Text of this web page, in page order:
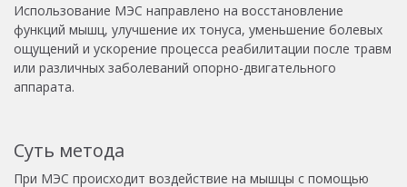
Использование МЭС направлено на восстановление
функций мышц, улучшение их тонуса, уменьшение болевых
ощущений и ускорение процесса реабилитации после травм
или различных заболеваний опорно-двигательного
аппарата.
Суть метода
При МЭС происходит воздействие на мышцы с помощью